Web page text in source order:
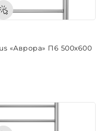
«Аврора» П6 500х600